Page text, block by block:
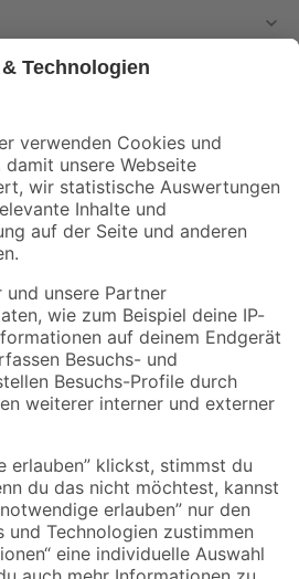
und Aktionen mehr verpassen!
Versandarten